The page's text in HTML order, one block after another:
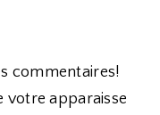
commentaires!
votre apparaisse